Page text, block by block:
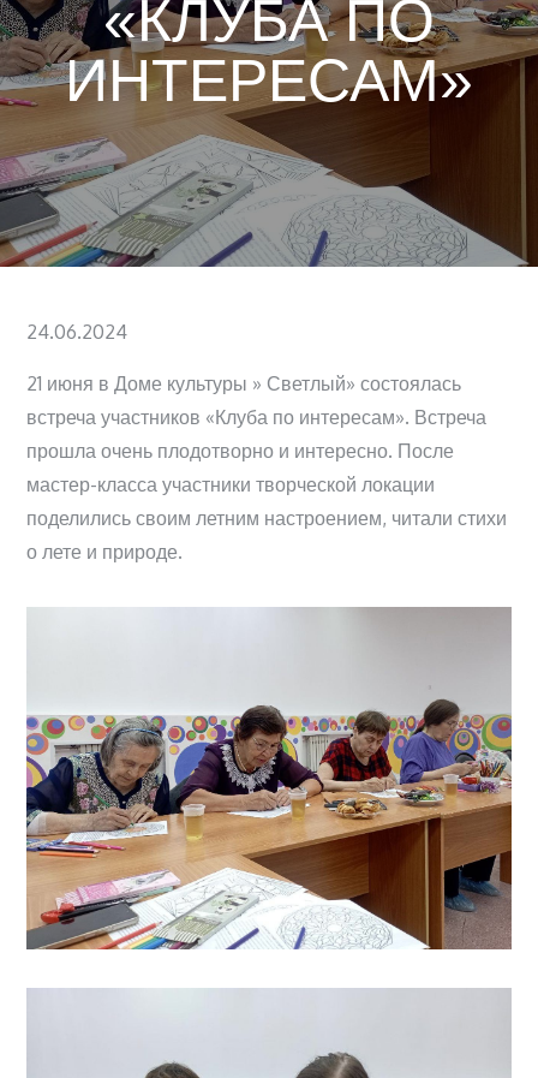
«КЛУБА ПО
ИНТЕРЕСАМ»
Posted
24.06.2024
21 июня в Доме культуры » Светлый» состоялась
встреча участников «Клуба по интересам». Встреча
прошла очень плодотворно и интересно. После
мастер-класса участники творческой локации
поделились своим летним настроением, читали стихи
о лете и природе.